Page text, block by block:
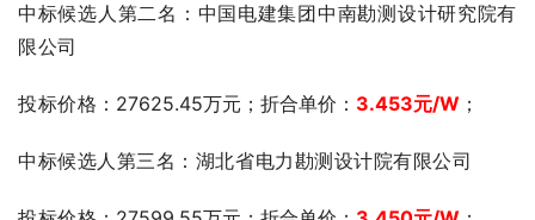
中标候选人第二名：中国电建集团中南勘测设计研究院有
限公司
投标价格 ：27625.45万元；折合单价： 3.453元/W ；
中标候选人第三名：湖北省电力勘测设计院有限公司